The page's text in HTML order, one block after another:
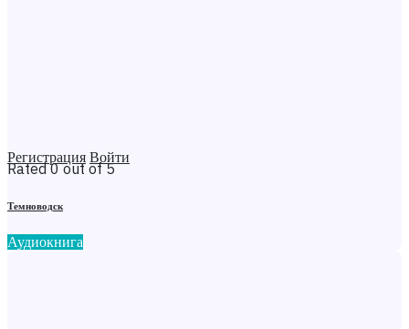
Регистрация Войти
Rated 0 out of 5
Темноводск
Аудиокнига